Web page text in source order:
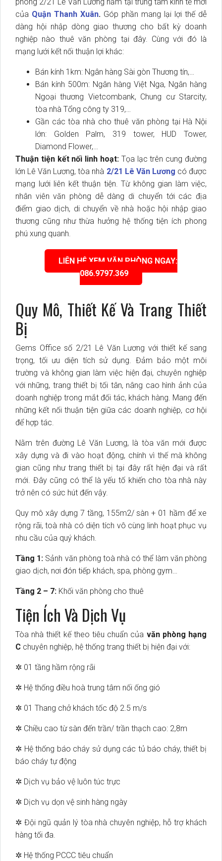
của Quận Thanh Xuân. Góp phần mang lại lợi thế dễ
dàng hội nhập dòng giao thương cho bất kỳ doanh
nghiệp nào thuê văn phòng tại đây. Cùng với đó là
mạng lưới kết nối thuận lợi khác:
Bán kính 1km: Ngân hàng Sài gòn Thương tín,…
Bán kính 500m: Ngân hàng Việt Nga, Ngân hàng
Ngoại thương Vietcombank, Chung cư Starcity,
tòa nhà Tổng công ty 319,…
Gần các tòa nhà cho thuê văn phòng tại Hà Nội
lớn: Golden Palm, 319 tower, HUD Tower,
Diamond Flower,…
Thuận tiện kết nối linh hoạt: Tọa lạc trên cung đường
lớn Lê Văn Lương, tòa nhà 2/21 Lê Văn Lương có được
mạng lưới liên kết thuận tiện. Từ không gian làm việc,
nhân viên văn phòng dễ dàng di chuyển tới các địa
điểm giao dịch, di chuyển về nhà hoặc hội nhập giao
thương cũng như thừa hưởng hệ thống tiện ích phong
phú xung quanh.
LIÊN HỆ XEM VĂN PHÒNG NGAY:
086.9797.369
Quy Mô, Thiết Kế Và Trang Thiết
Bị
Gems Office số 2/21 Lê Văn Lương với thiết kế sang
trọng, tối ưu diện tích sử dụng. Đảm bảo một môi
trường và không gian làm việc hiện đại, chuyên nghiệp
với những, trang thiết bị tối tân, nâng cao hình ảnh của
doanh nghiệp trong mắt đối tác, khách hàng. Mang đến
những kết nối thuận tiện giữa các doanh nghiệp, cơ hội
để hợp tác.
Nằm trên đường Lê Văn Lương, là tòa văn mới được
xây dựng và đi vào hoạt động, chính vì thế mà không
gian cũng như trang thiết bị tại đây rất hiện đại và rất
mới. Đây cũng có thể là yếu tố khiến cho tòa nhà này
trở nên có sức hút đến vậy.
Quy mô xây dựng 7 tầng, 155m2/ sàn + 01 hầm để xe
rộng rãi, toà nhà có diện tích vô cùng linh hoạt phục vụ
nhu cầu của quý khách.
Tầng 1: Sảnh văn phòng toà nhà có thể làm văn phòng
giao dịch, nơi đón tiếp khách, spa, phòng gym…
Tầng 2 – 7: Khối văn phòng cho thuê
Tiện Ích Và Dịch Vụ
Tòa nhà thiết kế theo tiêu chuẩn của văn phòng hạng
C chuyên nghiệp, hệ thống trang thiết bị hiện đại với:
✲ 01 tầng hầm rộng rãi
✲ Hệ thống điều hoà trung tâm nối ống gió
✲ 01 Thang chở khách tốc độ 2.5 m/s
✲ Chiều cao từ sàn đến trần/ trần thạch cao: 2,8m
✲ Hệ thống báo cháy sử dụng các tủ báo cháy, thiết bị
báo cháy tự động
✲ Dịch vụ bảo vệ luôn túc trực
✲ Dịch vụ dọn vệ sinh hàng ngày
✲ Đội ngũ quản lý tòa nhà chuyên nghiệp, hỗ trợ khách
hàng tối đa.
✲ Hệ thống PCCC tiêu chuẩn